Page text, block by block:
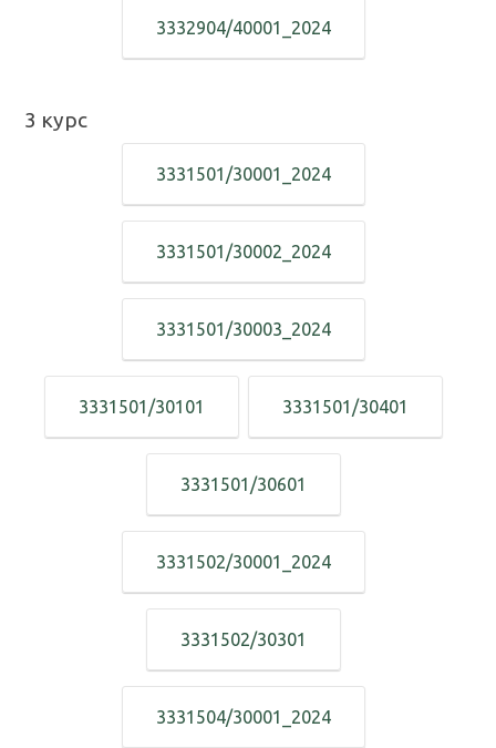
3332904/40001_2024
3 курс
3331501/30001_2024
3331501/30002_2024
3331501/30003_2024
3331501/30101 3331501/30401
3331501/30601
3331502/30001_2024
3331502/30301
3331504/30001_2024